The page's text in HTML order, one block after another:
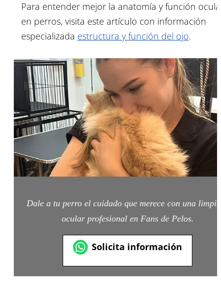
Para entender mejor la anatomía y función
en perros, visita este artículo con información
especializada estructura y función del ojo.
Dale a tu perro el cuidado que merece con una
ocular profesional en Fans de Pelos.
Solicita información